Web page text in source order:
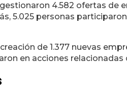
4.582 ofertas de
5.025 personas
de 1.377 nuevas
en acciones